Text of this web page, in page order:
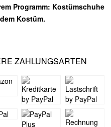
Programm: Kostümschuhe
Kostüm.
ZAHLUNGSARTEN